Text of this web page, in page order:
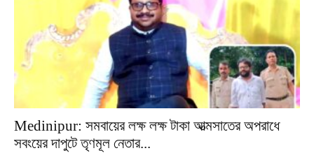
Medinipur: সমবায়ের লক্ষ লক্ষ টাকা আত্মসাতের অপরাধে
সবংয়ের দাপুটে তৃণমূল নেতার...